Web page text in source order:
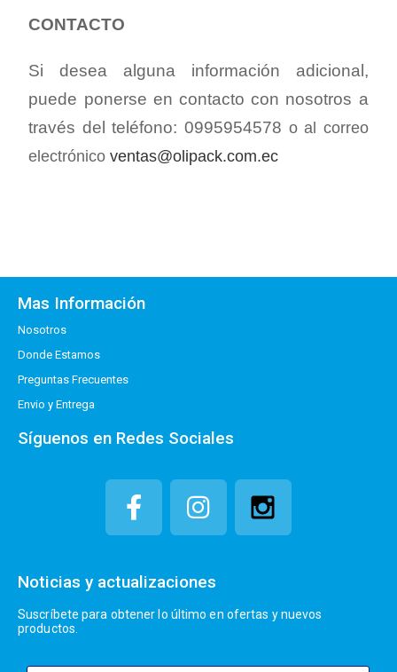
CONTACTO
Si desea alguna información adicional,
puede ponerse en contacto con nosotros a
través del teléfono: 0995954578 o al correo
electrónicoventas@olipack.com.ec
Mas Información
Nosotros
Donde Estamos
Preguntas Frecuentes
Envio y Entrega
Síguenos en Redes Sociales
Noticias y actualizaciones
Suscríbete para obtener lo último en ofertas y nuevos
productos.